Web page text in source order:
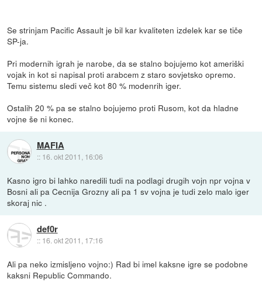
Se strinjam Pacific Assault je bil kar kvaliteten izdelek kar se tiče
SP-ja.
Pri modernih igrah je narobe, da se stalno bojujemo kot ameriški
vojak in kot si napisal proti arabcem z staro sovjetsko opremo.
Temu sistemu sledi več kot 80 % modenrih iger.
Ostalih 20 % pa se stalno bojujemo proti Rusom, kot da hladne
vojne še ni konec.
MAFIA
:: 16. okt 2011, 16:06
Kasno igro bi lahko naredili tudi na podlagi drugih vojn npr vojna v
Bosni ali pa Cecnija Grozny ali pa 1 sv vojna je tudi zelo malo iger
skoraj nic .
def0r
:: 16. okt 2011, 17:16
Ali pa neko izmisljeno vojno:) Rad bi imel kaksne igre se podobne
kaksni Republic Commando.